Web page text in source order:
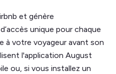
et génère
unique pour chaque
à votre voyageur avant son
l'application August
ou, si vous installez un